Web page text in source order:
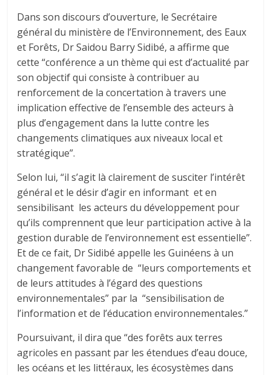
Dans son discours d’ouverture, le Secrétaire
général du ministère de l’Environnement, des Eaux
et Forêts, Dr Saidou Barry Sidibé, a affirme que
cette “conférence a un thème qui est d’actualité par
son objectif qui consiste à contribuer au
renforcement de la concertation à travers une
implication effective de l’ensemble des acteurs à
plus d’engagement dans la lutte contre les
changements climatiques aux niveaux local et
stratégique”.
Selon lui, “il s’agit là clairement de susciter l’intérêt
général et le désir d’agir en informant et en
sensibilisant les acteurs du développement pour
qu’ils comprennent que leur participation active à la
gestion durable de l’environnement est essentielle”.
Et de ce fait, Dr Sidibé appelle les Guinéens à un
changement favorable de “leurs comportements et
de leurs attitudes à l’égard des questions
environnementales” par la “sensibilisation de
l’information et de l’éducation environnementales.”
Poursuivant, il dira que “des forêts aux terres
agricoles en passant par les étendues d’eau douce,
les océans et les littéraux, les écosystèmes dans